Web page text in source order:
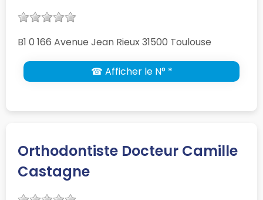
B1 0 166 Avenue Jean Rieux 31500 Toulouse
☎ Afficher le N° *
Orthodontiste Docteur Camille
Castagne